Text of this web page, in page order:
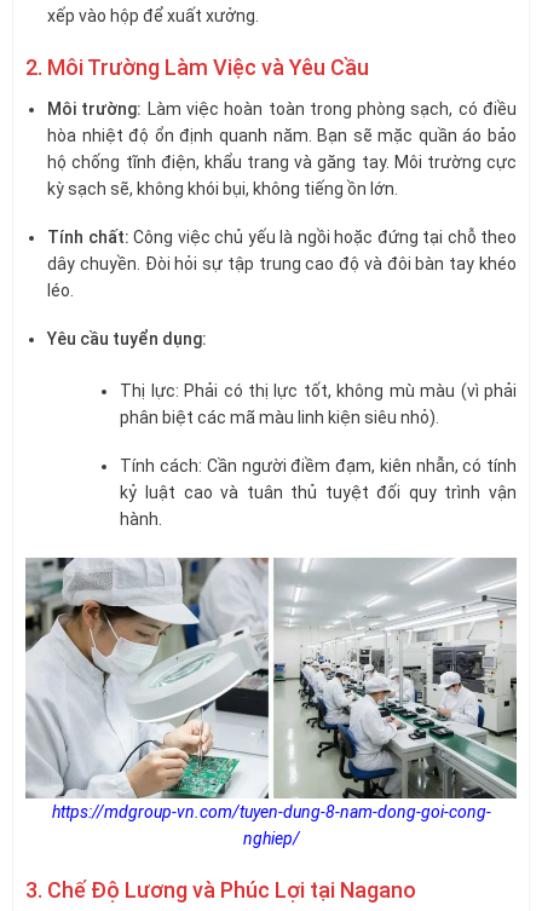
xếp vào hộp để xuất xưởng.
2. Môi Trường Làm Việc và Yêu Cầu
Môi trường: Làm việc hoàn toàn trong phòng sạch, có điều
hòa nhiệt độ ổn định quanh năm. Bạn sẽ mặc quần áo bảo
hộ chống tĩnh điện, khẩu trang và găng tay. Môi trường cực
kỳ sạch sẽ, không khói bụi, không tiếng ồn lớn.
Tính chất: Công việc chủ yếu là ngồi hoặc đứng tại chỗ theo
dây chuyền. Đòi hỏi sự tập trung cao độ và đôi bàn tay khéo
léo.
Yêu cầu tuyển dụng:
Thị lực: Phải có thị lực tốt, không mù màu (vì phải
phân biệt các mã màu linh kiện siêu nhỏ).
Tính cách: Cần người điềm đạm, kiên nhẫn, có tính
kỷ luật cao và tuân thủ tuyệt đối quy trình vận
hành.
https://mdgroup-vn.com/tuyen-dung-8-nam-dong-goi-cong-
nghiep/
3. Chế Độ Lương và Phúc Lợi tại Nagano